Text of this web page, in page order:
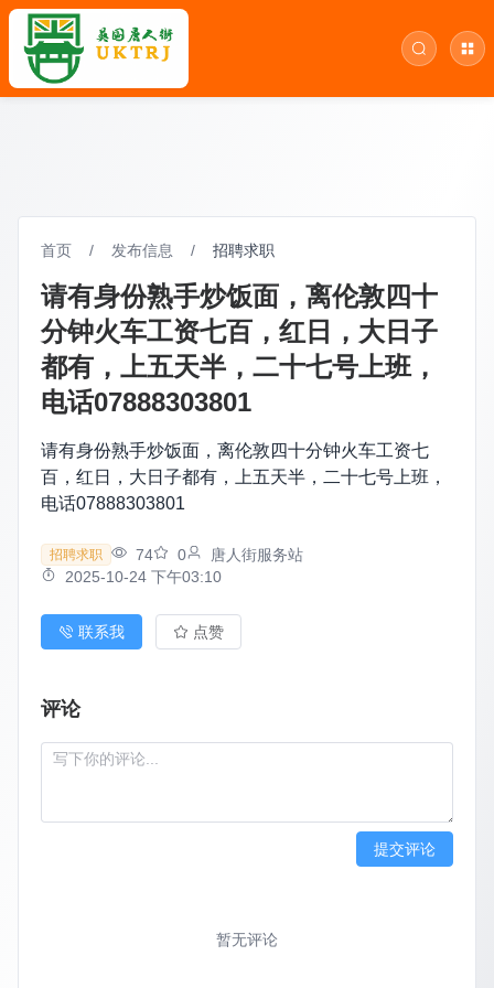
首页 / 发布信息 / 招聘求职
请有身份熟手炒饭面，离伦敦四十
分钟火车工资七百，红日，大日子
都有，上五天半，二十七号上班，
电话07888303801
请有身份熟手炒饭面，离伦敦四十分钟火车工资七
百，红日，大日子都有，上五天半，二十七号上班，
电话07888303801
招聘求职 74 0
唐人街服务站
2025-10-24 下午03:10
联系我 点赞
评论
提交评论
暂无评论